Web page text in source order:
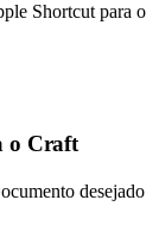
Shortcut para o
o Craft
desejado